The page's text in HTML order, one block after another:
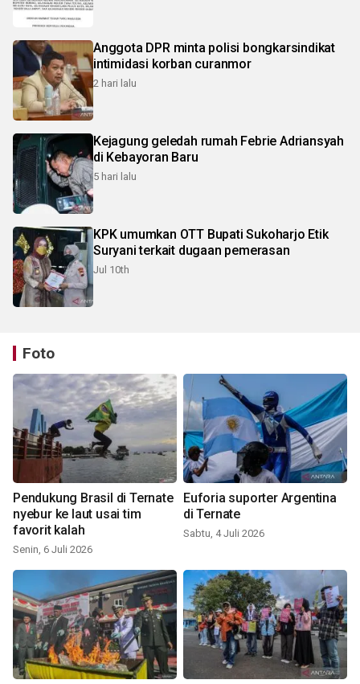
Anggota DPR minta polisi bongkarsindikat
intimidasi korban curanmor
2 hari lalu
Kejagung geledah rumah Febrie Adriansyah
di Kebayoran Baru
5 hari lalu
KPK umumkan OTT Bupati Sukoharjo Etik
Suryani terkait dugaan pemerasan
Jul 10th
Foto
Pendukung Brasil di Ternate
nyebur ke laut usai tim
favorit kalah
Senin, 6 Juli 2026
Euforia suporter Argentina
di Ternate
Sabtu, 4 Juli 2026